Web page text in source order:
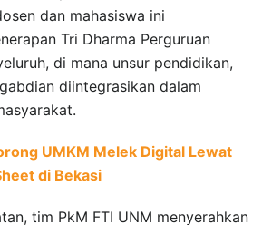
dan mahasiswa ini
Tri Dharma Perguruan
di mana unsur pendidikan,
diintegrasikan dalam
UMKM Melek Digital Lewat
di Bekasi
tim PkM FTI UNM menyerahkan